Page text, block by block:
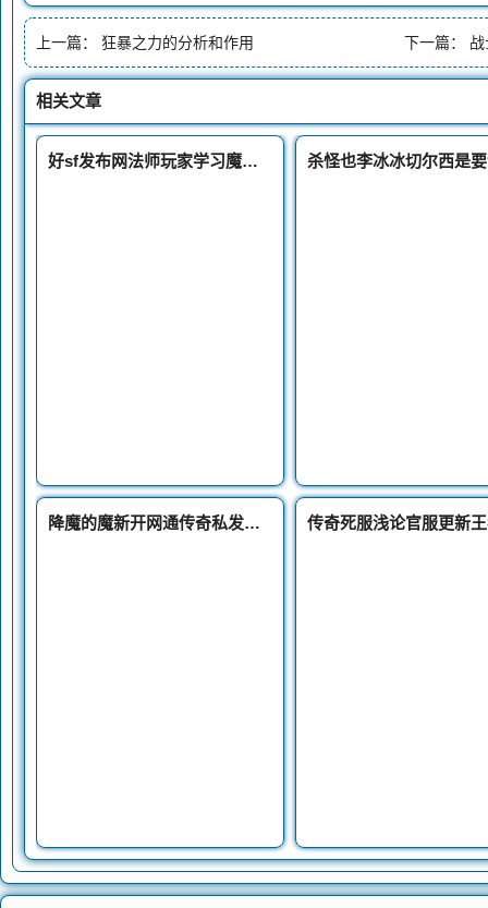
上一篇： 狂暴之力的分析和作用 下一篇：
相关文章
好sf发布网法师玩家学习魔法盾之后的三大好处
降魔的魔新开网通传奇私发服王出现有哪些条件